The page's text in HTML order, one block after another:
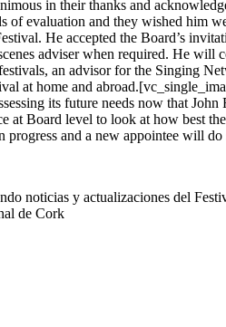
in their thanks and
of evaluation and they wished him
He accepted the Board’s
adviser when required. He will
an advisor for the Singing
at home and
its future needs now that
at Board level to look at how best
and a new appointee will
noticias y actualizaciones del
de Cork